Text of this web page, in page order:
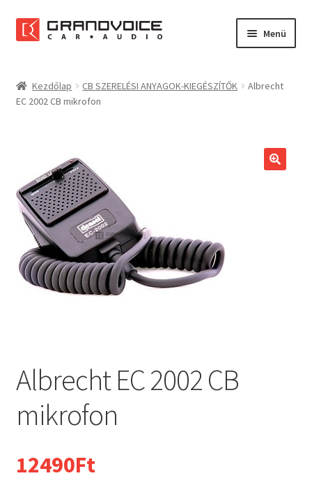
Ugrás
a
Kilépés
a
Menü
Expand
Kapcsolat
Kezdőlap CB SZERELÉSI ANYAGOK-KIEGÉSZÍTŐK
Albrecht
EC 2002 CB mikrofon
Albrecht EC 2002 CB
mikrofon
12490Ft